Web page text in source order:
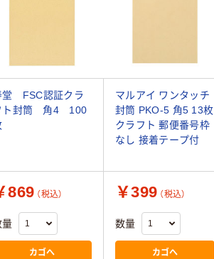
堂 FSC認証クラ
ト封筒 角4 100
マルアイ ワンタッチ
封筒 PKO-5 角5 13枚
クラフト 郵便番号枠
なし 接着テープ付
869 （税込）
量
カゴへ
￥399 （税込）
数量
カゴへ